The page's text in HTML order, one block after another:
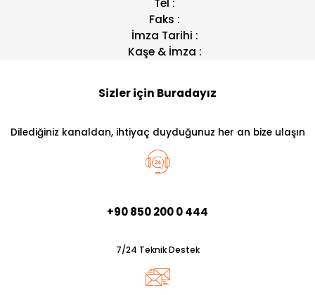
Tel :
Faks :
İmza Tarihi :
Kaşe & İmza :
Sizler için Buradayız
Dilediğiniz kanaldan, ihtiyaç duyduğunuz her an bize ulaşın
+90 850 200 0 444
7/24 Teknik Destek